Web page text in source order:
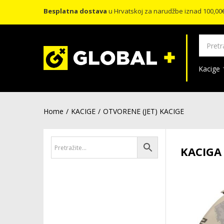
Besplatna dostava u Hrvatskoj za narudžbe iznad
Kacige
Home KACIGE OTVORENE (JET) KACIGE